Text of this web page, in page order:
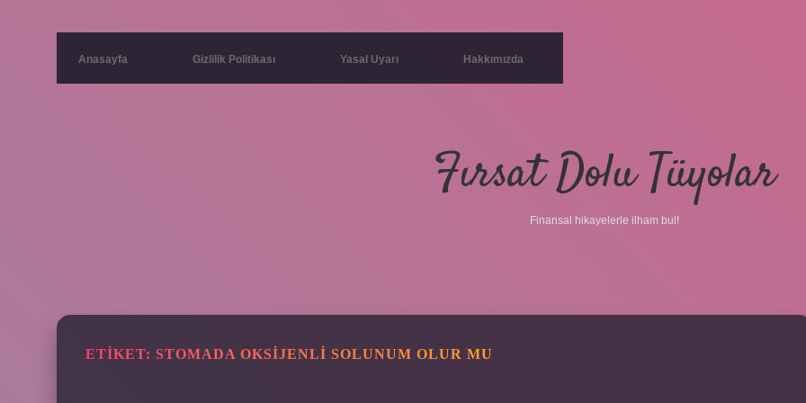
Anasayfa Gizlilik Politikası Yasal Uyarı Hakkımızda
Fırsat Dolu Tüyolar
Finansal hikayelerle ilham bul!
ETIKET: STOMADA OKSIJENLI SOLUNUM OLUR MU